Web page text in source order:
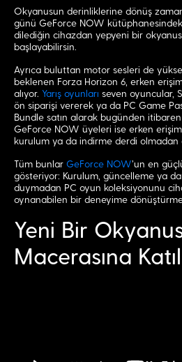
Okyanusun derinliklerine dönüş
günü GeForce NOW
dilediğin cihazdan yepyeni bir okyanus
başlayabilirsin.
Ayrıca buluttan motor sesleri de
beklenen Forza Horizon 6, erken
alıyor. Yarış oyunları seven oyuncular,
ön siparişi vererek ya da PC Game
Bundle satın alarak bugünden
GeForce NOW üyeleri ise erken
kurulum ya da indirme derdi olmadan
Tüm bunlar GeForce NOW’un en
gösteriyor: Kurulum, güncelleme ya
duymadan PC oyun koleksiyonunu
oynanabilen bir deneyime
Yeni Bir
Macerasına Katıl